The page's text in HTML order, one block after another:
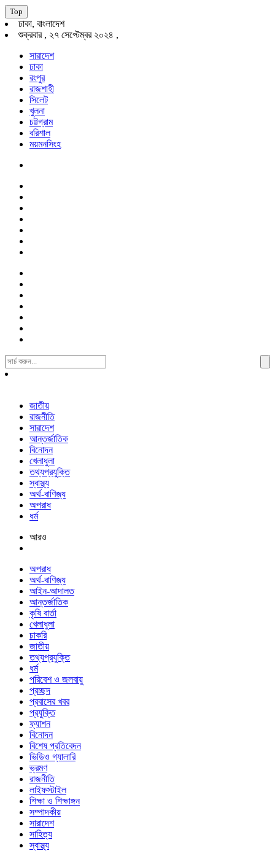
Top
ঢাকা, বাংলাদেশ
শুক্রবার , ২৭ সেপ্টেম্বর ২০২৪ ,
সারাদেশ
ঢাকা
রংপুর
রাজশাহী
সিলেট
খুলনা
চট্টগ্রাম
বরিশাল
ময়মনসিংহ
Search
For:
জাতীয়
রাজনীতি
সারাদেশ
আন্তর্জাতিক
বিনোদন
খেলাধুলা
তথ্যপ্রযুক্তি
স্বাস্থ্য
অর্থ-বাণিজ্য
অপরাধ
ধর্ম
আরও
অপরাধ
অর্থ-বাণিজ্য
আইন-আদালত
আন্তর্জাতিক
কৃষি বার্তা
খেলাধুলা
চাকরি
জাতীয়
তথ্যপ্রযুক্তি
ধর্ম
পরিবেশ ও জলবায়ু
প্রচ্ছদ
প্রবাসের খবর
প্রযুক্তি
ফ্যাশন
বিনোদন
বিশেষ প্রতিবেদন
ভিডিও গ্যালারি
ভ্রমণ
রাজনীতি
লাইফস্টাইল
শিক্ষা ও শিক্ষাঙ্গন
সম্পাদকীয়
সারাদেশ
সাহিত্য
স্বাস্থ্য